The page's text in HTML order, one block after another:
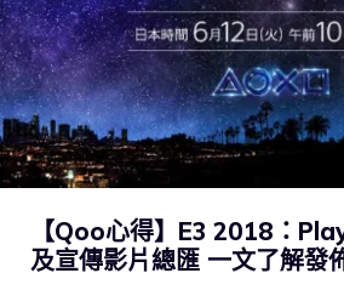
【Qoo心得】E3 2018：
及宣傳影片總匯 一文了解發